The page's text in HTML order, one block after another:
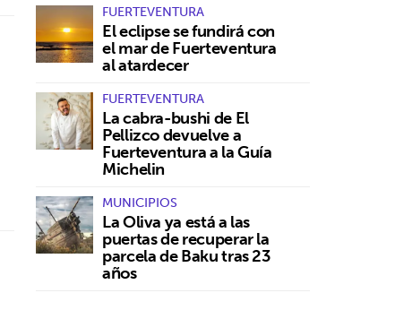
FUERTEVENTURA
El eclipse se fundirá con
el mar de Fuerteventura
al atardecer
FUERTEVENTURA
La cabra-bushi de El
Pellizco devuelve a
Fuerteventura a la Guía
Michelin
MUNICIPIOS
La Oliva ya está a las
puertas de recuperar la
parcela de Baku tras 23
años